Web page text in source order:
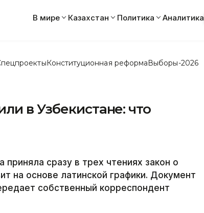
В мире Казахстан Политика Аналитика
Конституционная реформаВыборы-2026
в Узбекистане: что
сразу в трех чтениях закон о
на основе латинской графики. Документ
собственный корреспондент